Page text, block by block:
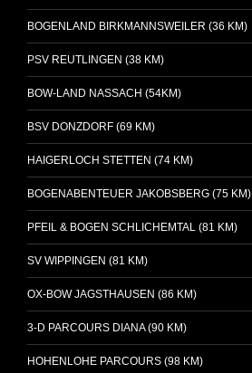
BOGENLAND BIRKMANNSWEILER (36 KM)
PSV REUTLINGEN (38 KM)
BOW-LAND NASSACH (54KM)
BSV DONZDORF (69 KM)
HAIGERLOCH STETTEN (74 KM)
BOGENABENTEUER JAKOBSBERG (75 KM)
PFEIL & BOGEN SCHLICHEMTAL (81 KM)
SV WIPPINGEN (81 KM)
OX-BOW JAGSTHAUSEN (86 KM)
3-D PARCOURS DIANA (90 KM)
HOHENLOHE PARCOURS (98 KM)